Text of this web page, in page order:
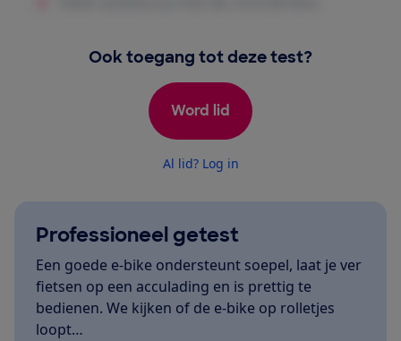
Ook toegang tot deze test?
Word lid
Al lid? Log in
Professioneel getest
Een goede e-bike ondersteunt soepel, laat je ver
fietsen op een acculading en is prettig te
bedienen. We kijken of de e-bike op rolletjes
loopt…